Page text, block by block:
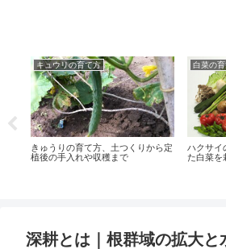
キュウリの育て方
きゅうりの育て方、土つくりから定
植後の手入れや収穫まで
白菜の
ハクサイ
た白菜を
深耕とは｜根群域の拡大と